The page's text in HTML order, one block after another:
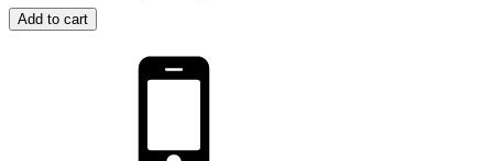
Add to cart